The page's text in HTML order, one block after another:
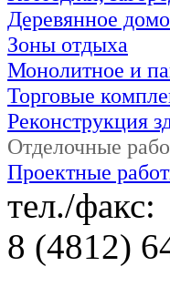
Деревянное
Зоны отдыха
Монолитное и
Торговые
Реконструкция
Отделочные
Проектные
тел./факс:
8 (4812)